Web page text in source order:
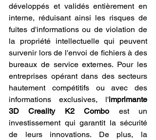
développés et validés entièrement en
interne, réduisant ainsi les risques de
fuites d'informations ou de violation de
la propriété intellectuelle qui peuvent
survenir lors de l'envoi de fichiers à des
bureaux de service externes. Pour les
entreprises opérant dans des secteurs
hautement compétitifs ou avec des
informations exclusives, l'imprimante
3D Creality K2 Combo est un
investissement qui garantit la sécurité
de leurs innovations. De plus, la